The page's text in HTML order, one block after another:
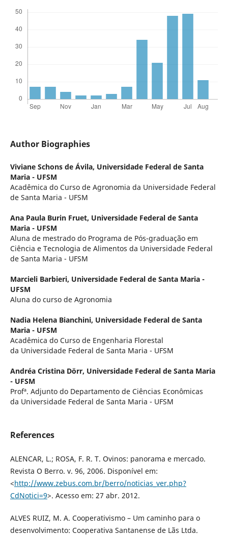
Author Biographies
Viviane Schons de Ávila, Universidade Federal de Santa
Maria - UFSM
Acadêmica do Curso de Agronomia da Universidade Federal
de Santa Maria - UFSM
Ana Paula Burin Fruet, Universidade Federal de Santa
Maria - UFSM
Aluna de mestrado do Programa de Pós-graduação em
Ciência e Tecnologia de Alimentos da Universidade Federal
de Santa Maria - UFSM
Marcieli Barbieri, Universidade Federal de Santa Maria -
UFSM
Aluna do curso de Agronomia
Nadia Helena Bianchini, Universidade Federal de Santa
Maria - UFSM
Acadêmica do Curso de Engenharia Florestal
da Universidade Federal de Santa Maria - UFSM
Andréa Cristina Dörr, Universidade Federal de Santa Maria
- UFSM
Profª. Adjunto do Departamento de Ciências Econômicas
da Universidade Federal de Santa Maria - UFSM
References
ALENCAR, L.; ROSA, F. R. T. Ovinos: panorama e mercado.
Revista O Berro. v. 96, 2006. Disponível em:
<http://www.zebus.com.br/berro/noticias_ver.php?
CdNotici=9>. Acesso em: 27 abr. 2012.
ALVES RUIZ, M. A. Cooperativismo – Um caminho para o
desenvolvimento: Cooperativa Santanense de Lãs Ltda.